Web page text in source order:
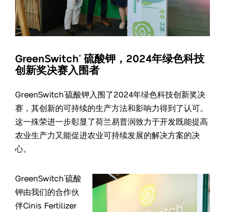
GreenSwitch®
硫酸钾，2024年绿色科技
创新奖决赛入围者
GreenSwitch®硫酸钾入围了2024年绿色科技创新奖决
赛，其创新的可持续的生产方法和影响力得到了认可。
这一殊荣进一步彰显了荷兰易普润致力于开发既能提高
农业生产力又能促进农业可持续发展的解决方案的决
心。
GreenSwitch®硫酸
钾由我们的合作伙
伴Cinis Fertilizer